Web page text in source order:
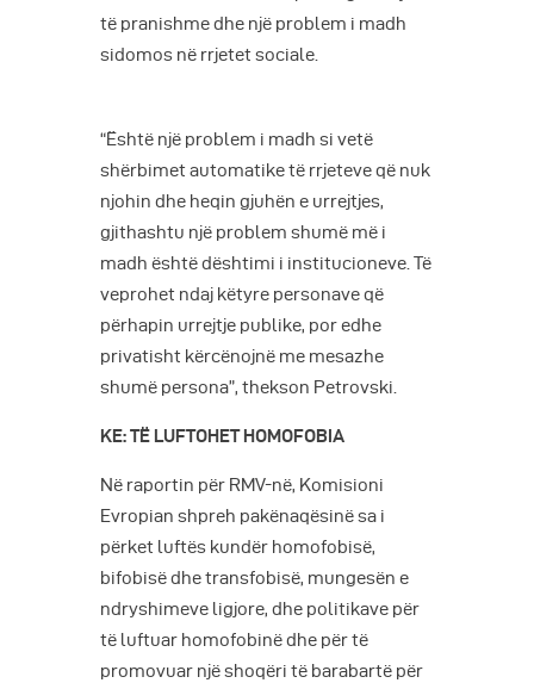
të pranishme dhe një problem i madh
sidomos në rrjetet sociale.
“Është një problem i madh si vetë
shërbimet automatike të rrjeteve që nuk
njohin dhe heqin gjuhën e urrejtjes,
gjithashtu një problem shumë më i
madh është dështimi i institucioneve. Të
veprohet ndaj këtyre personave që
përhapin urrejtje publike, por edhe
privatisht kërcënojnë me mesazhe
shumë persona”, thekson Petrovski.
KE: TË LUFTOHET HOMOFOBIA
Në raportin për RMV-në, Komisioni
Evropian shpreh pakënaqësinë sa i
përket luftës kundër homofobisë,
bifobisë dhe transfobisë, mungesën e
ndryshimeve ligjore, dhe politikave për
të luftuar homofobinë dhe për të
promovuar një shoqëri të barabartë për